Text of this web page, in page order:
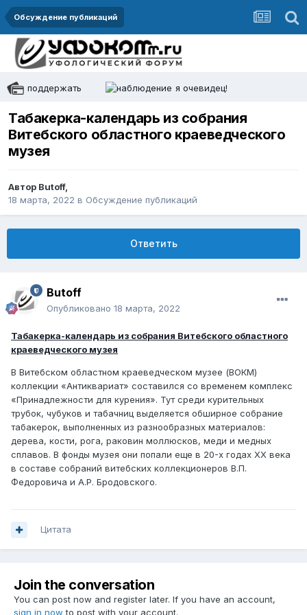
Обсуждение публикаций
поддержать я очевидец!
Табакерка-календарь из собрания
Витебского областного краеведческого
музея
Автор Butoff,
18 марта, 2022 в Обсуждение публикаций
Ответить
Butoff
Опубликовано 18 марта, 2022
Табакерка-календарь из собрания Витебского областного
краеведческого музея
В Витебском областном краеведческом музее (ВОКМ)
коллекции «Антиквариат» составился со временем комплекс
«Принадлежности для курения». Тут среди курительных
трубок, чубуков и табачниц выделяется обширное собрание
табакерок, выполненных из разнообразных материалов:
дерева, кости, рога, раковин моллюсков, меди и медных
сплавов. В фонды музея они попали еще в 20-х годах XX века
в составе собраний витебских коллекционеров В.П.
Федоровича и А.Р. Бродовского.
Цитата
Join the conversation
You can post now and register later. If you have an account,
sign in now to post with your account.